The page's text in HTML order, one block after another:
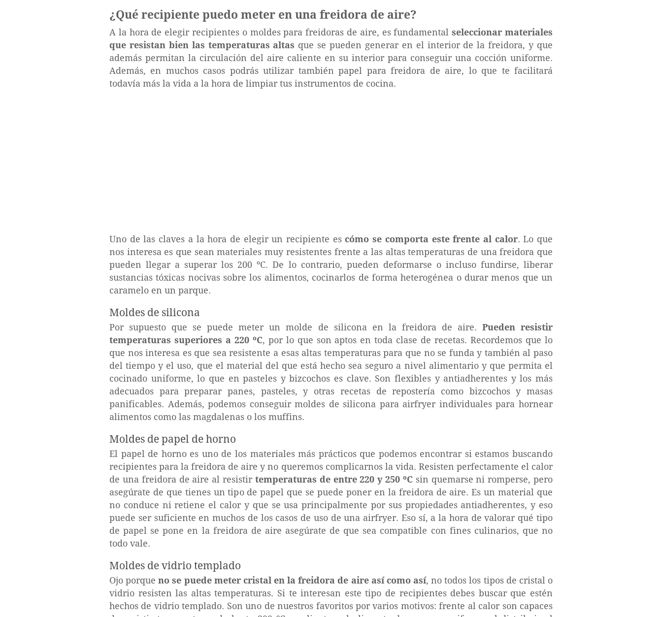
¿Qué recipiente puedo meter en una freidora de aire?
A la hora de elegir recipientes o moldes para freidoras de aire, es fundamentalseleccionar materiales
que resistan bien las temperaturas altas que se pueden generar en el interior de la freidora, y que
además permitan la circulación del aire caliente en su interior para conseguir una cocción uniforme.
Además, en muchos casos podrás utilizar también papel para freidora de aire, lo que te facilitará
todavía más la vida a la hora de limpiar tus instrumentos de cocina.
Uno de las claves a la hora de elegir un recipiente es cómo se comporta este frente al calor. Lo que
nos interesa es que sean materiales muy resistentes frente a las altas temperaturas de una freidora que
pueden llegar a superar los 200 ºC. De lo contrario, pueden deformarse o incluso fundirse, liberar
sustancias tóxicas nocivas sobre los alimentos, cocinarlos de forma heterogénea o durar menos que un
caramelo en un parque.
Moldes de silicona
Por supuesto que se puede meter un molde de silicona en la freidora de aire. Pueden resistir
temperaturas superiores a 220 ºC, por lo que son aptos en toda clase de recetas. Recordemos que lo
que nos interesa es que sea resistente a esas altas temperaturas para que no se funda y también al paso
del tiempo y el uso, que el material del que está hecho sea seguro a nivel alimentario y que permita el
cocinado uniforme, lo que en pasteles y bizcochos es clave. Son flexibles y antiadherentes y los más
adecuados para preparar panes, pasteles, y otras recetas de repostería como bizcochos y masas
panificables. Además, podemos conseguir moldes de silicona para airfryer individuales para hornear
alimentos como las magdalenas o los muffins.
Moldes de papel de horno
El papel de horno es uno de los materiales más prácticos que podemos encontrar si estamos buscando
recipientes para la freidora de aire y no queremos complicarnos la vida. Resisten perfectamente el calor
de una freidora de aire al resistir temperaturas de entre 220 y 250 ºCsin quemarse ni romperse, pero
asegúrate de que tienes un tipo de papel que se puede poner en la freidora de aire. Es un material que
no conduce ni retiene el calor y que se usa principalmente por sus propiedades antiadherentes, y eso
puede ser suficiente en muchos de los casos de uso de una airfryer. Eso sí, a la hora de valorar qué tipo
de papel se pone en la freidora de aire asegúrate de que sea compatible con fines culinarios, que no
todo vale.
Moldes de vidrio templado
Ojo porqueno se puede meter cristal en la freidora de aire así como así, no todos los tipos de cristal o
vidrio resisten las altas temperaturas. Si te interesan este tipo de recipientes debes buscar que estén
hechos de vidrio templado. Son uno de nuestros favoritos por varios motivos: frente al calor son capaces